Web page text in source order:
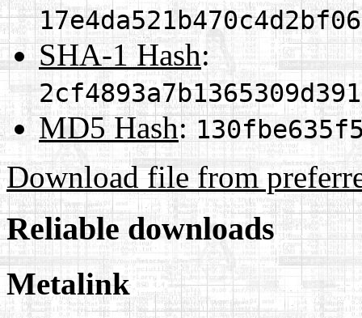
SHA-1 Hash:
MD5 Hash:
Download file from
Reliable downloads
Metalink